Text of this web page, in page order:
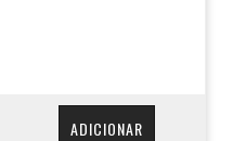
ADICIONAR